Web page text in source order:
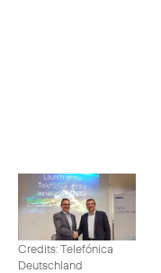
Credits: Telefónica
Deutschland